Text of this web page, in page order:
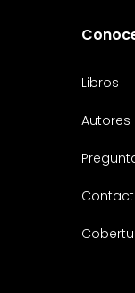
Libros
Autores